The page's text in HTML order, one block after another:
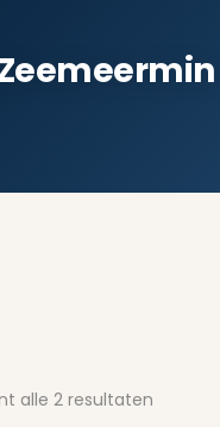
alle 2 resultaten